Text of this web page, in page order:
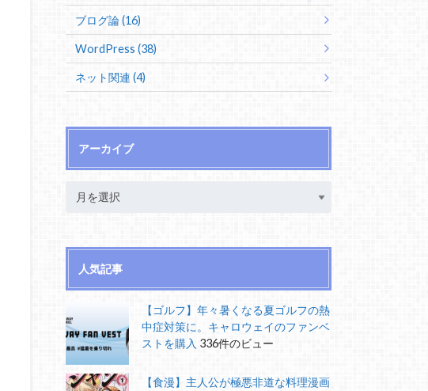
ブログ論 (16)
WordPress (38)
ネット関連 (4)
アーカイブ
人気記事
【ゴルフ】年々暑くなる夏ゴルフの熱
中症対策に。キャロウェイのファンベ
ストを購入 336件のビュー
【食漫】主人公が極悪非道な料理漫画